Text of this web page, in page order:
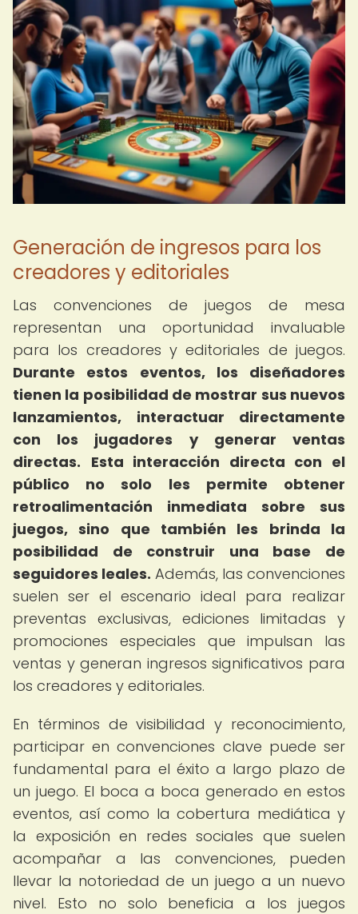
Generación de ingresos para los
creadores y editoriales
Las convenciones de juegos de mesa
representan una oportunidad invaluable
para los creadores y editoriales de juegos.
Durante estos eventos, los diseñadores
tienen la posibilidad de mostrar sus nuevos
lanzamientos, interactuar directamente
con los jugadores y generar ventas
directas. Esta interacción directa con el
público no solo les permite obtener
retroalimentación inmediata sobre sus
juegos, sino que también les brinda la
posibilidad de construir una base de
seguidores leales. Además, las convenciones
suelen ser el escenario ideal para realizar
preventas exclusivas, ediciones limitadas y
promociones especiales que impulsan las
ventas y generan ingresos significativos para
los creadores y editoriales.
En términos de visibilidad y reconocimiento,
participar en convenciones clave puede ser
fundamental para el éxito a largo plazo de
un juego. El boca a boca generado en estos
eventos, así como la cobertura mediática y
la exposición en redes sociales que suelen
acompañar a las convenciones, pueden
llevar la notoriedad de un juego a un nuevo
nivel. Esto no solo beneficia a los juegos